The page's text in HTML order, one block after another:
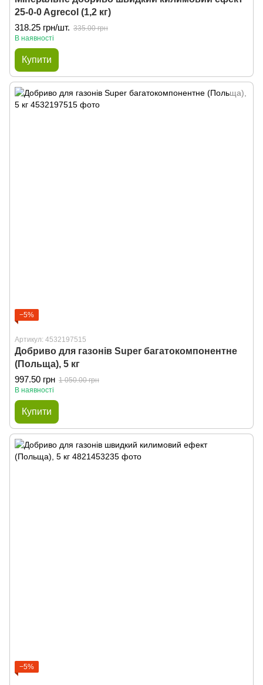
25-0-0 Agrecol (1,2 кг)
318.25 грн/шт. 335.00 грн
В наявності
Купити
−5%
Артикул: 4532197515
Добриво для газонів Super багатокомпонентне
(Польща), 5 кг
997.50 грн 1 050.00 грн
В наявності
Купити
−5%